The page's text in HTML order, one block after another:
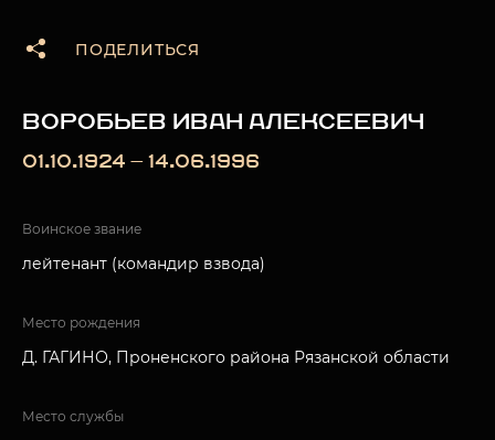
ПОДЕЛИТЬСЯ
ВОРОБЬЕВ ИВАН АЛЕКСЕЕВИЧ
01.10.1924 — 14.06.1996
Воинское звание
лейтенант (командир взвода)
Место рождения
Д. ГАГИНО, Проненского района Рязанской области
Место службы